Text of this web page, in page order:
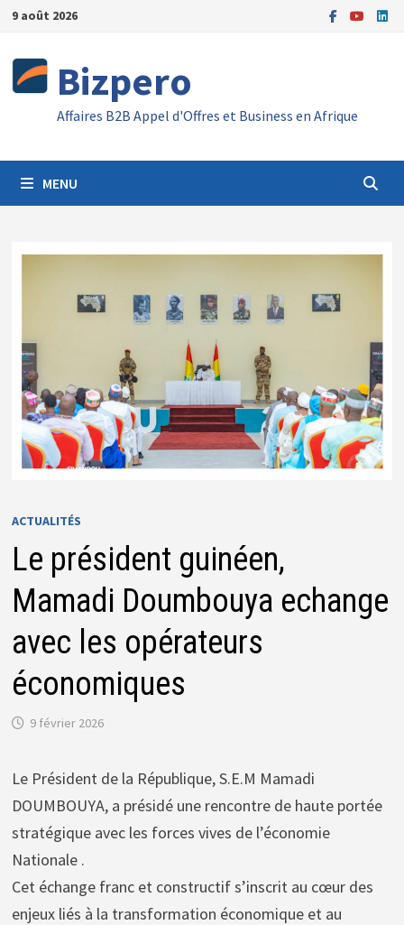
Passer
contenu
9 août 2026
Bizpero
Affaires B2B Appel d'Offres et Business en Afrique
MENU
ACTUALITÉS
Le président guinéen,
Mamadi Doumbouya echange
avec les opérateurs
économiques
9 février 2026
Le Président de la République, S.E.M Mamadi
DOUMBOUYA, a présidé une rencontre de haute portée
stratégique avec les forces vives de l’économie
Nationale .
Cet échange franc et constructif s’inscrit au cœur des
enjeux liés à la transformation économique et au